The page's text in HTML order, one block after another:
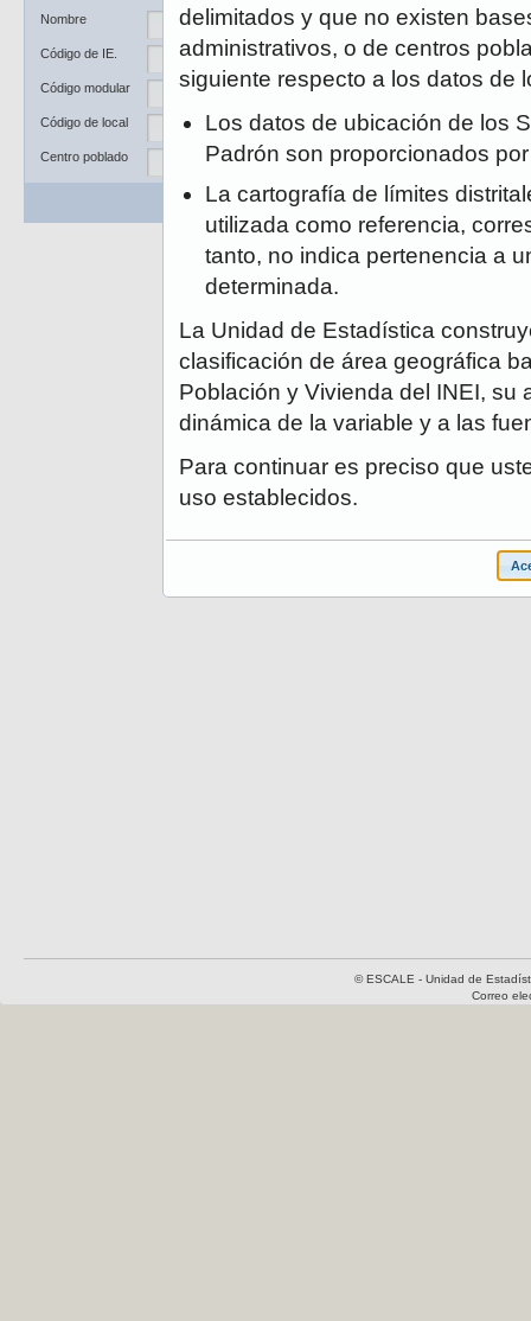
Nombre
Código de IE.
Código modular
Código de local
Centro poblado
Ubicación DRE / UGEL
Departamento
Distrito
Buscar Limpiar
© ESCALE - Unidad de
Correo
delimitados y que no existen
administrativos, o de centros
siguiente respecto a los datos de
Los datos de ubicación de los
Padrón son proporcionados
La cartografía de límites
utilizada como referencia,
tanto, no indica pertenencia a
determinada.
La Unidad de Estadística
clasificación de área geográfica
Población y Vivienda del INEI, su
dinámica de la variable y a las
Para continuar es preciso que
uso establecidos.